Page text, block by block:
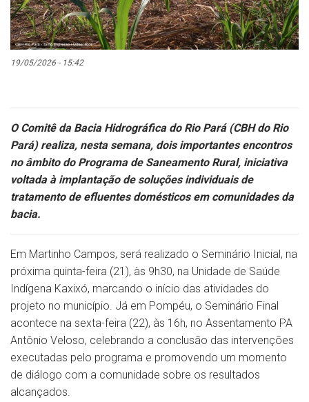
19/05/2026 - 15:42
O Comitê da Bacia Hidrográfica do Rio Pará (CBH do Rio
Pará) realiza, nesta semana, dois importantes encontros
no âmbito do Programa de Saneamento Rural, iniciativa
voltada à implantação de soluções individuais de
tratamento de efluentes domésticos em comunidades da
bacia.
Em Martinho Campos, será realizado o Seminário Inicial, na
próxima quinta-feira (21), às 9h30, na Unidade de Saúde
Indígena Kaxixó, marcando o início das atividades do
projeto no município. Já em Pompéu, o Seminário Final
acontece na sexta-feira (22), às 16h, no Assentamento PA
Antônio Veloso, celebrando a conclusão das intervenções
executadas pelo programa e promovendo um momento
de diálogo com a comunidade sobre os resultados
alcançados.